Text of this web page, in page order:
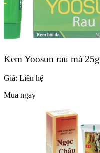
Kem Yoosun rau má 25g
Giá: Liên hệ
Mua ngay